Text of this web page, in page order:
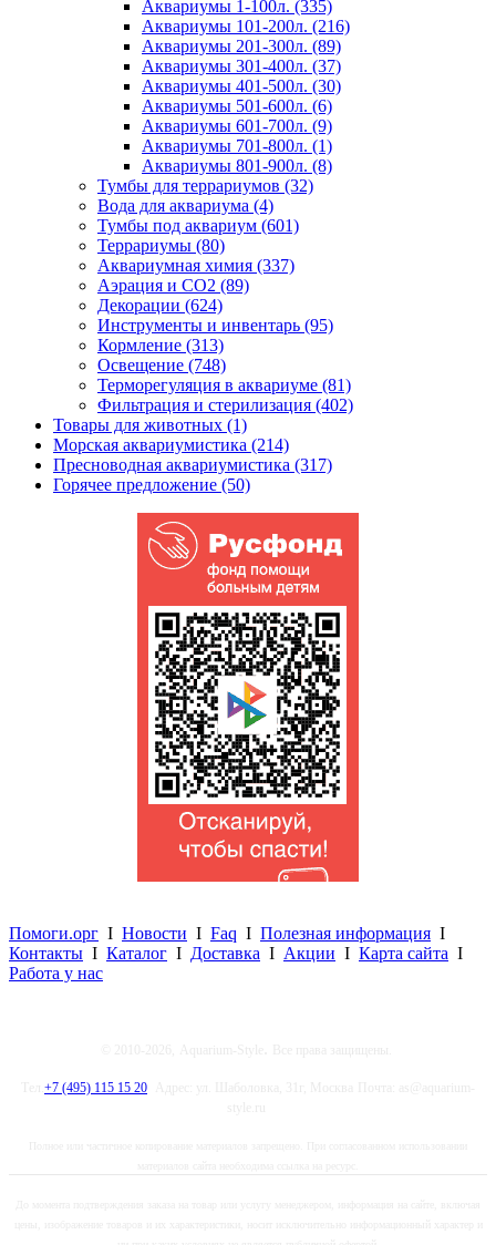
Аквариумы 1-100л. (335)
Аквариумы 101-200л. (216)
Аквариумы 201-300л. (89)
Аквариумы 301-400л. (37)
Аквариумы 401-500л. (30)
Аквариумы 501-600л. (6)
Аквариумы 601-700л. (9)
Аквариумы 701-800л. (1)
Аквариумы 801-900л. (8)
Тумбы для террариумов (32)
Вода для аквариума (4)
Тумбы под аквариум (601)
Террариумы (80)
Аквариумная химия (337)
Аэрация и CO2 (89)
Декорации (624)
Инструменты и инвентарь (95)
Кормление (313)
Освещение (748)
Терморегуляция в аквариуме (81)
Фильтрация и стерилизация (402)
Товары для животных (1)
Морская аквариумистика (214)
Пресноводная аквариумистика (317)
Горячее предложение (50)
Помоги.орг I Новости I Faq I Полезная информация I
Контакты I Каталог I Доставка I Акции I Карта сайта I
Работа у нас
+7 (495) 115 15 20